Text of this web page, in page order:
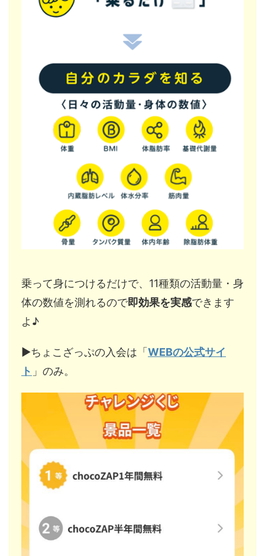
乗って身につけるだけで、11種類の活動量・身
体の数値を測れるので即効果を実感できます
よ♪
▶︎ちょこざっぷの入会は「 WEBの公式サイ
ト 」のみ。